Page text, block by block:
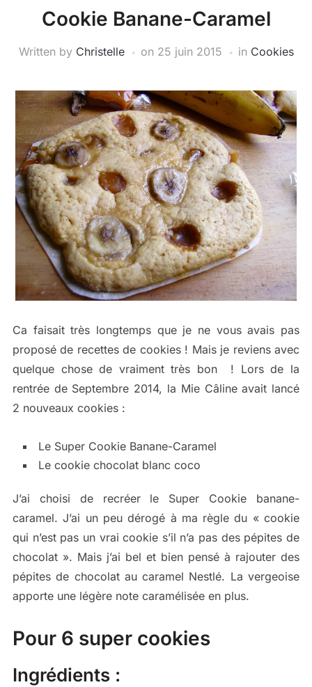
Cookie Banane-Caramel
Written by Christelle on 25 juin 2015 in Cookies
Ca faisait très longtemps que je ne vous avais pas
proposé de recettes de cookies ! Mais je reviens avec
quelque chose de vraiment très bon ! Lors de la
rentrée de Septembre 2014, la Mie Câline avait lancé
2 nouveaux cookies :
Le Super Cookie Banane-Caramel
Le cookie chocolat blanc coco
J’ai choisi de recréer le Super Cookie banane-
caramel. J’ai un peu dérogé à ma règle du « cookie
qui n’est pas un vrai cookie s’il n’a pas des pépites de
chocolat ». Mais j’ai bel et bien pensé à rajouter des
pépites de chocolat au caramel Nestlé. La vergeoise
apporte une légère note caramélisée en plus.
Pour 6 super cookies
Ingrédients :